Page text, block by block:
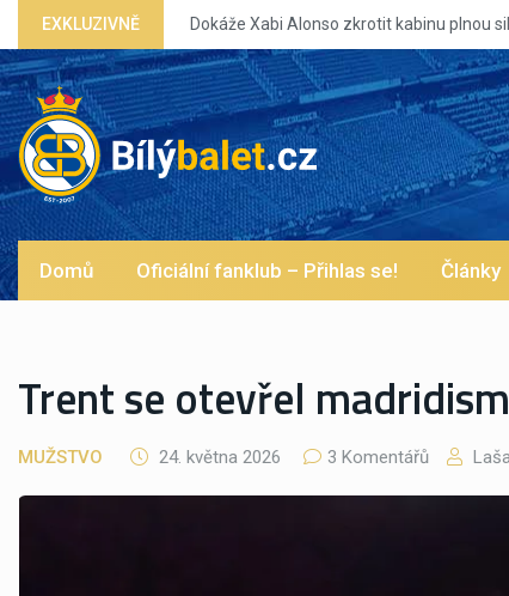
EXKLUZIVNĚ Dokáže Xabi Alonso zkrotit kabinu plnou
Domů Oficiální fanklub – Přihlas se! Články
Trent se otevřel
MUŽSTVO 24. května 2026 3 Komentářů